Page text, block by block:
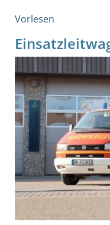
Home » Technik» Fahrzeuge
Vorlesen